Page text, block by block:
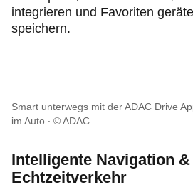
integrieren und Favoriten
speichern.
Smart unterwegs mit der ADAC Drive
im Auto
© ADAC
Intelligente Navigation &
Echtzeitverkehr